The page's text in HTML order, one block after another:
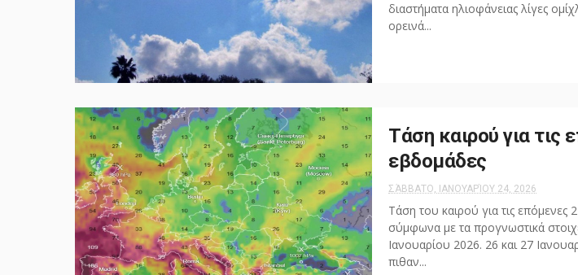
διαστήματα ηλιοφάνειας λίγες
ορεινά...
Τάση καιρού για τις
εβδομάδες
ΣΆΒΒΑΤΟ, ΙΑΝΟΥΑΡΊΟΥ 24, 2026
Τάση του καιρού για τις επόμενες
σύμφωνα με τα προγνωστικά
Ιανουαρίου 2026. 26 και 27
πιθαν...